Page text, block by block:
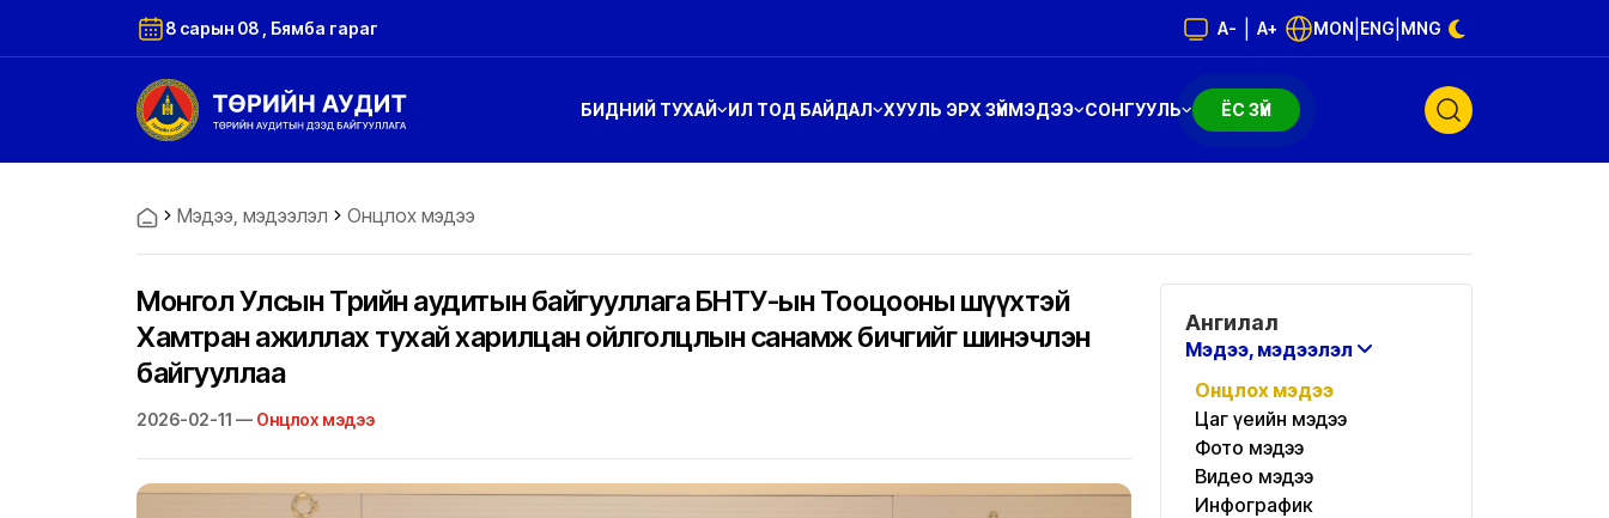
8 сарын 08 , Бямба гараг A- A+ MON ENG MNG
БИДНИЙ ТУХАЙ ИЛ ТОД БАЙДАЛ ХУУЛЬ ЭРХ ЗҮЙМЭДЭЭ СОНГУУЛЬ ЁС ЗҮЙ
Мэдээ, мэдээлэл Онцлох мэдээ
Монгол Улсын Төрийн аудитын байгууллага БНТУ-ын Тооцооны шүүхтэй
Хамтран ажиллах тухай харилцан ойлголцлын санамж бичгийг шинэчлэн
байгууллаа
2026-02-11 — Онцлох мэдээ
Ангилал
Мэдээ, мэдээлэл
Онцлох мэдээ
Цаг үеийн мэдээ
Фото мэдээ
Видео мэдээ
Инфографик